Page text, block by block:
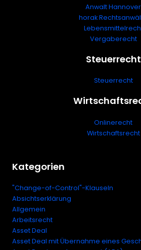
Anwalt Hannover
horak
Vergaberecht
Steuerrecht
Steuerrecht
Onlinerecht
Wirtschaftsrecht
Kategorien
"Change-of-Control"-Klauseln
Absichtserklärung
Allgemein
Arbeitsrecht
Asset Deal
Asset Deal mit Übernahme eines